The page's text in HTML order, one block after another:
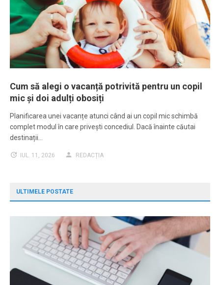
Cum să alegi o vacanță potrivită pentru un copil
mic și doi adulți obosiți
Planificarea unei vacanțe atunci când ai un copil mic schimbă
complet modul în care privești concediul. Dacă înainte căutai
destinații…
IUL. 11, 2026 REDACȚIA
ULTIMELE POSTATE